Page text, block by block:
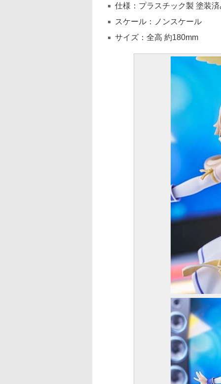
仕様：プラスチック製 塗装
スケール：ノンスケール
サイズ：全高 約180mm